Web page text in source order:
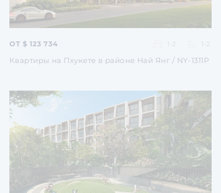
ОТ $ 123 734 1-2 1-2
Квартиры на Пхукете в районе Най Янг / NY-1311P
Перейти
Перейти
Перейти
Перейти
Перейти